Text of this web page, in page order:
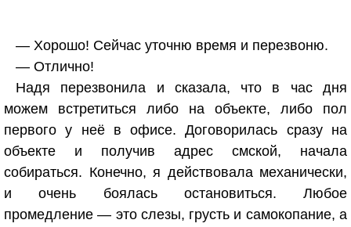
— Хорошо! Сейчас уточню время и перезвоню.
— Отлично!
Надя перезвонила и сказала, что в час дня
можем встретиться либо на объекте, либо пол
первого у неё в офисе. Договорилась сразу на
объекте и получив адрес смской, начала
собираться. Конечно, я действовала механически,
и очень боялась остановиться. Любое
промедление — это слезы, грусть и самокопание, а